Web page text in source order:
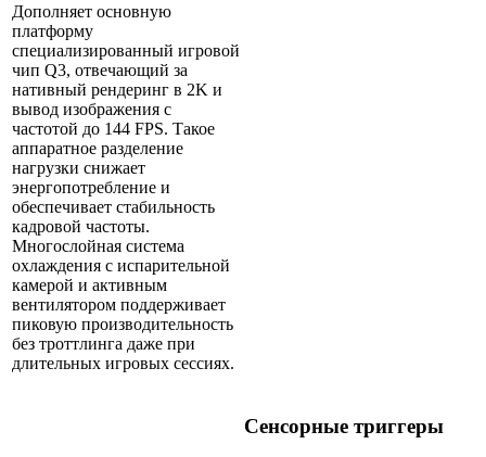
Дополняет основную
платформу
специализированный игровой
чип Q3, отвечающий за
нативный рендеринг в 2K и
вывод изображения с
частотой до 144 FPS. Такое
аппаратное разделение
нагрузки снижает
энергопотребление и
обеспечивает стабильность
кадровой частоты.
Многослойная система
охлаждения с испарительной
камерой и активным
вентилятором поддерживает
пиковую производительность
без троттлинга даже при
длительных игровых сессиях.
Сенсорные триггеры